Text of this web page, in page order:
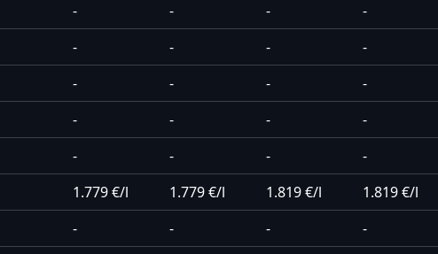
- - - -
- - - -
- - - -
- - - -
- - - -
1.779 €/l 1.779 €/l 1.819 €/l 1.819 €/l
- - - -